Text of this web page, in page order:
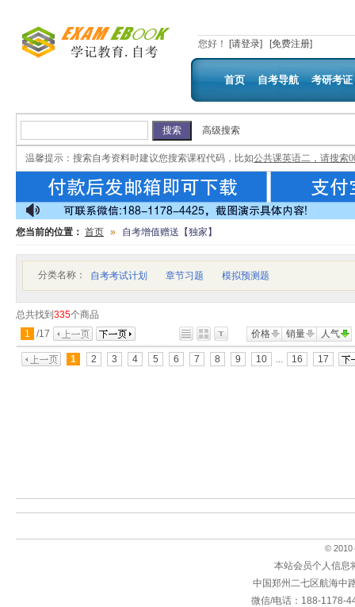
您好 ！ [请登录] [免费注册]
首页 自考导航 考研考证
高级搜索
温馨提示： 搜索自考资料时建议您搜索课程代码，比如公共课英语二，请搜索
您当前的位置： 首页 » 自考增值赠送【独家】
分类名称： 自考考试计划 章节习题 模拟预测题
总共找到 335个商品
1
/17 价格 销量 人气
1 2 3 4 5 6 7 8 9 10 ... 16 17
© 2010
本站会员个人信息
中国郑州二七区航海中
微信/电话：188-1178-